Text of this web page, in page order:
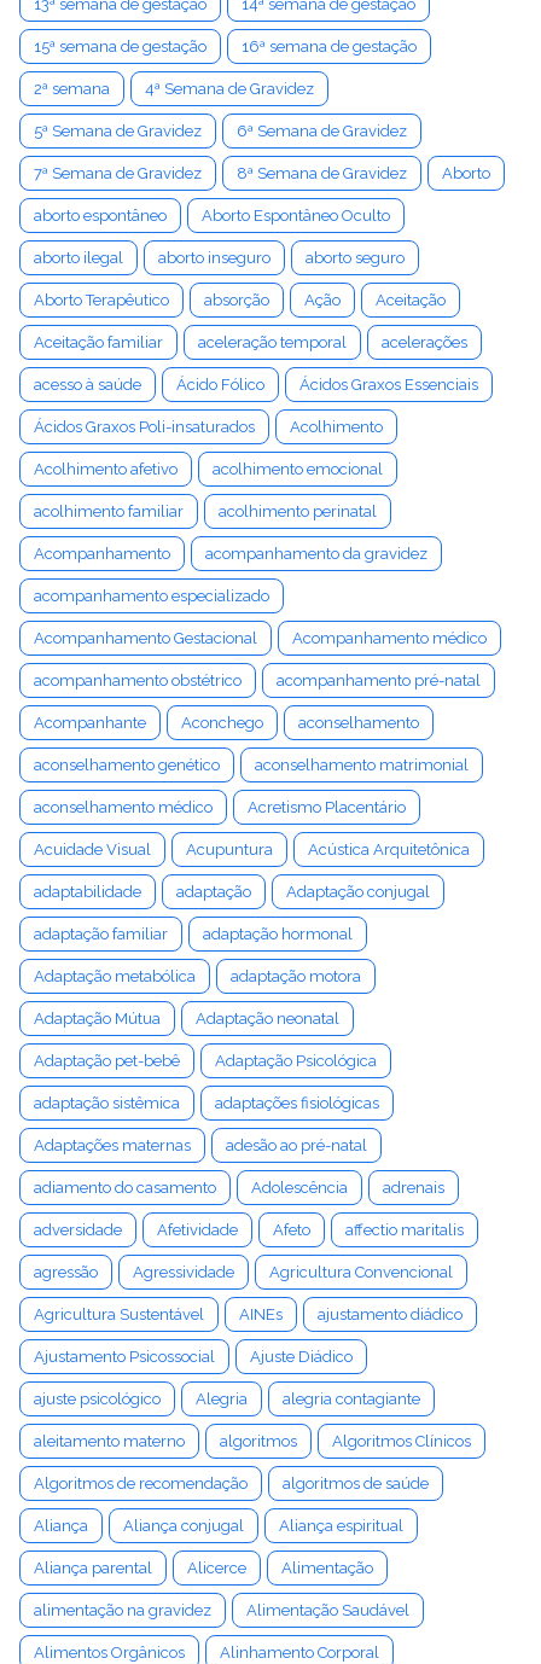
13ª semana de gestação 14ª semana de gestação
15ª semana de gestação 16ª semana de gestação
2ª semana 4ª Semana de Gravidez
5ª Semana de Gravidez 6ª Semana de Gravidez
7ª Semana de Gravidez 8ª Semana de Gravidez Aborto
aborto espontâneo Aborto Espontâneo Oculto
aborto ilegal aborto inseguro aborto seguro
Aborto Terapêutico absorção Ação Aceitação
Aceitação familiar aceleração temporal acelerações
acesso à saúde Ácido Fólico Ácidos Graxos Essenciais
Ácidos Graxos Poli-insaturados Acolhimento
Acolhimento afetivo acolhimento emocional
acolhimento familiar acolhimento perinatal
Acompanhamento acompanhamento da gravidez
acompanhamento especializado
Acompanhamento Gestacional Acompanhamento médico
acompanhamento obstétrico acompanhamento pré-natal
Acompanhante Aconchego aconselhamento
aconselhamento genético aconselhamento matrimonial
aconselhamento médico Acretismo Placentário
Acuidade Visual Acupuntura Acústica Arquitetônica
adaptabilidade adaptação Adaptação conjugal
adaptação familiar adaptação hormonal
Adaptação metabólica adaptação motora
Adaptação Mútua Adaptação neonatal
Adaptação pet-bebê Adaptação Psicológica
adaptação sistêmica adaptações fisiológicas
Adaptações maternas adesão ao pré-natal
adiamento do casamento Adolescência adrenais
adversidade Afetividade Afeto affectio maritalis
agressão Agressividade Agricultura Convencional
Agricultura Sustentável AINEs ajustamento diádico
Ajustamento Psicossocial Ajuste Diádico
ajuste psicológico Alegria alegria contagiante
aleitamento materno algoritmos Algoritmos Clínicos
Algoritmos de recomendação algoritmos de saúde
Aliança Aliança conjugal Aliança espiritual
Aliança parental Alicerce Alimentação
alimentação na gravidez Alimentação Saudável
Alimentos Orgânicos Alinhamento Corporal